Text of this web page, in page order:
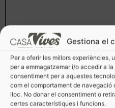
Gestiona el
Per a oferir les millors experiències,
per a emmagatzemar i/o accedir a
consentiment per a aquestes
com el comportament de
lloc. No donar el consentiment o
certes característiques i funcions.